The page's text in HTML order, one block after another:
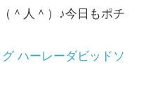
＾人＾）♪今日もポチ